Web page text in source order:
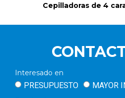
Cepilladoras de 4
Interesado en
PRESUPUESTO MAYOR